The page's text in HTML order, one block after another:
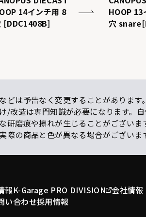
14インチ用 8
[DDC1408B]
HOOP
穴
は予告なく変更することがあります。
改造は専門知識が必要になります。
磨痕や擦れが生じることがござい
の商品と色が異なる場合がございま
報K-Garage PRO DIVISION 会社情報
い合わせ採用情報